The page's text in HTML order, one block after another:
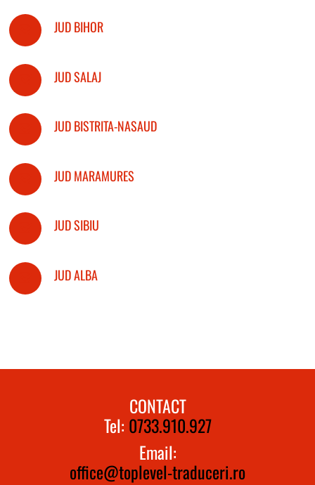
JUD BIHOR
JUD SALAJ
JUD BISTRITA-NASAUD
JUD MARAMURES
JUD SIBIU
JUD ALBA
CONTACT
Tel: 0733.910.927
Email:
office@toplevel-traduceri.ro